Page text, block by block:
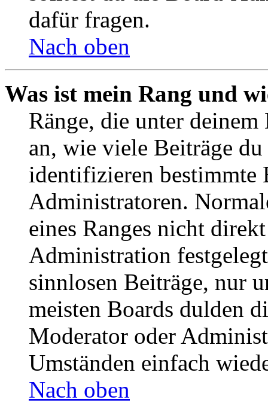
dafür fragen.
Nach oben
Was ist mein Rang und
Ränge, die unter deinem
an, wie viele Beiträge
identifizieren bestimmte
Administratoren.
eines Ranges nicht
Administration
sinnlosen Beiträge, nur
meisten Boards dulden
Moderator oder
Umständen einfach
Nach oben